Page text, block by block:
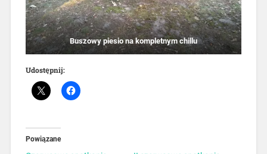
Buszowy piesio na kompletnym chillu
Udostępnij:
Powiązane